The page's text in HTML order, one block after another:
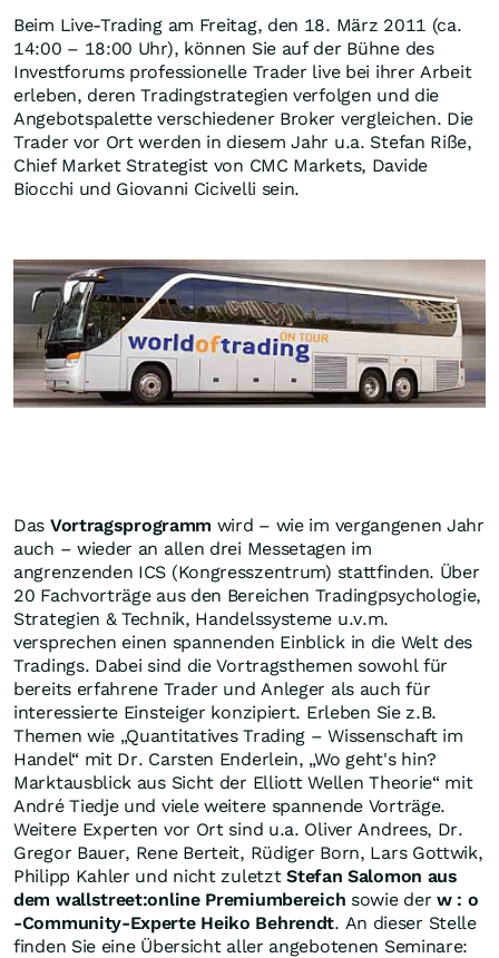
Beim Live-Trading am Freitag, den 18. März 2011 (ca.
14:00 – 18:00 Uhr), können Sie auf der Bühne des
Investforums professionelle Trader live bei ihrer Arbeit
erleben, deren Tradingstrategien verfolgen und die
Angebotspalette verschiedener Broker vergleichen. Die
Trader vor Ort werden in diesem Jahr u.a. Stefan Riße,
Chief Market Strategist von CMC Markets, Davide
Biocchi und Giovanni Cicivelli sein.
Das Vortragsprogramm wird – wie im vergangenen Jahr
auch – wieder an allen drei Messetagen im
angrenzenden ICS (Kongresszentrum) stattfinden. Über
20 Fachvorträge aus den Bereichen Tradingpsychologie,
Strategien & Technik, Handelssysteme u.v.m.
versprechen einen spannenden Einblick in die Welt des
Tradings. Dabei sind die Vortragsthemen sowohl für
bereits erfahrene Trader und Anleger als auch für
interessierte Einsteiger konzipiert. Erleben Sie z.B.
Themen wie „Quantitatives Trading – Wissenschaft im
Handel“ mit Dr. Carsten Enderlein, „Wo geht's hin?
Marktausblick aus Sicht der Elliott Wellen Theorie“ mit
André Tiedje und viele weitere spannende Vorträge.
Weitere Experten vor Ort sind u.a. Oliver Andrees, Dr.
Gregor Bauer, Rene Berteit, Rüdiger Born, Lars Gottwik,
Philipp Kahler und nicht zuletztStefan Salomon aus
dem wallstreet:online Premiumbereich sowie der w : o
-Community-Experte Heiko Behrendt. An dieser Stelle
finden Sie eine Übersicht aller angebotenen Seminare: